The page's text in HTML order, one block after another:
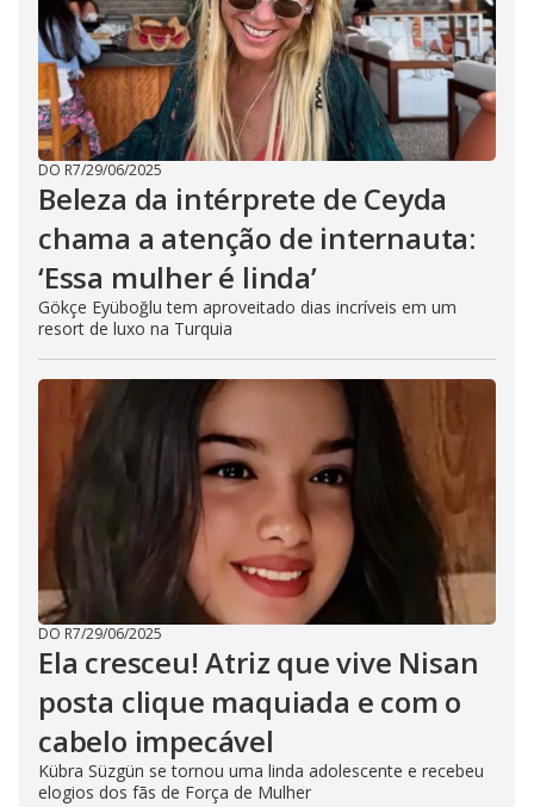
DO R7/29/06/2025
Beleza da intérprete de Ceyda
chama a atenção de internauta:
‘Essa mulher é linda’
Gökçe Eyüboğlu tem aproveitado dias incríveis em um
resort de luxo na Turquia
DO R7/29/06/2025
Ela cresceu! Atriz que vive Nisan
posta clique maquiada e com o
cabelo impecável
Kübra Süzgün se tornou uma linda adolescente e recebeu
elogios dos fãs de Força de Mulher